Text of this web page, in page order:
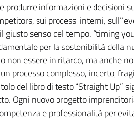
produrre informazioni e decisioni
sui processi interni,
giusto senso del tempo. “timing
per la sostenibilità della
non essere in ritardo, ma anche
processo complesso, incerto,
del libro di testo “Straight Up”
Ogni nuovo progetto
e professionalità per